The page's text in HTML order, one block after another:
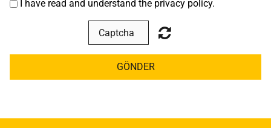
I have read and understand the privacy policy.
GÖNDER